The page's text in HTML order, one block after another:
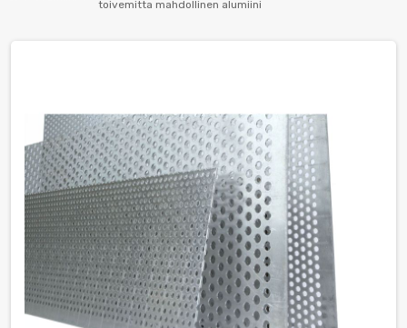
toivemitta mahdollinen alumiini